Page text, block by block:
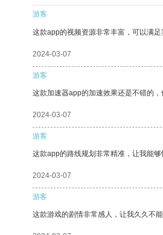
游客
这款app的视频资源非常丰富，可以满足
2024-03-07
游客
这款加速器app的加速效果还是不错的
2024-03-07
游客
这款app的路线规划非常精准，让我能够
2024-03-07
游客
这款游戏的剧情非常感人，让我久久不能